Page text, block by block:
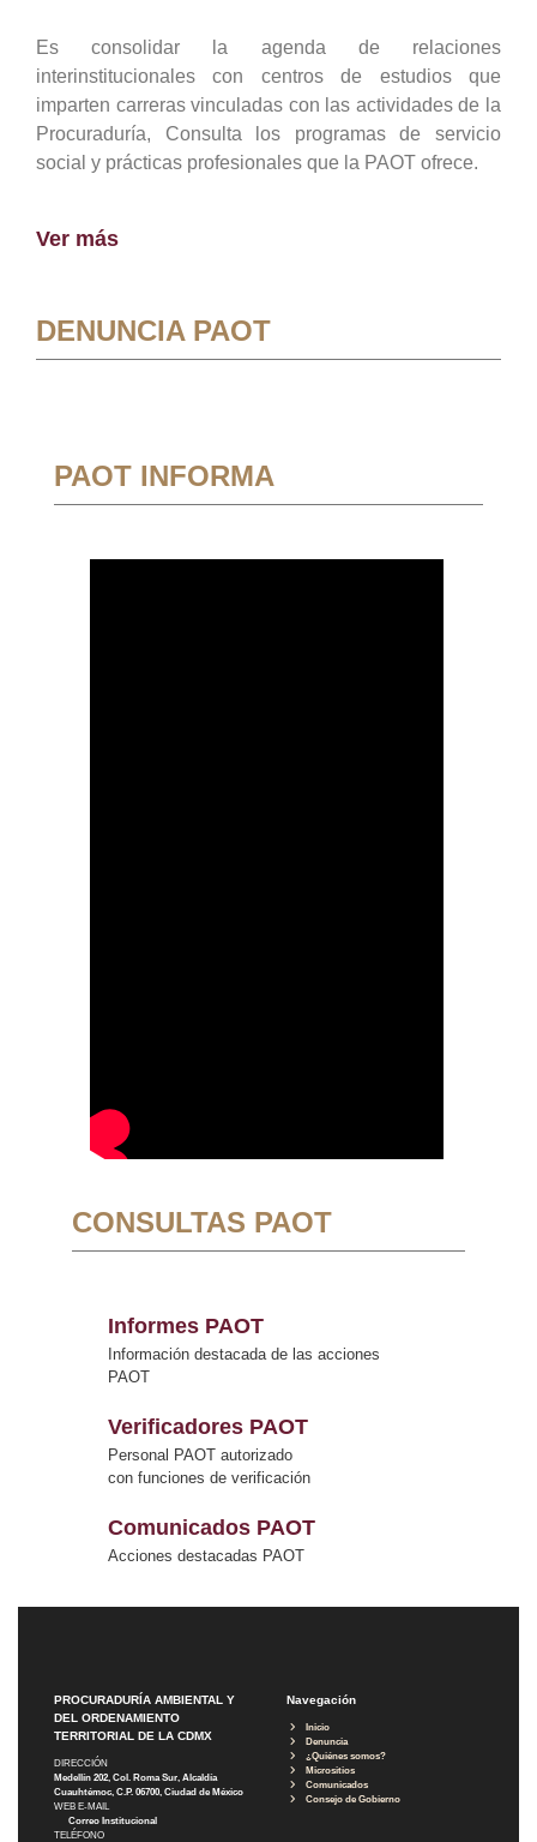
Es consolidar la agenda de relaciones
interinstitucionales con centros de estudios que
imparten carreras vinculadas con las actividades de la
Procuraduría, Consulta los programas de servicio
social y prácticas profesionales que la PAOT ofrece.
Ver más
DENUNCIA PAOT
PAOT INFORMA
CONSULTAS PAOT
Informes PAOT
Información destacada de las acciones
PAOT
Verificadores PAOT
Personal PAOT autorizado
con funciones de verificación
Comunicados PAOT
Acciones destacadas PAOT
PROCURADURÍA AMBIENTAL Y
DEL ORDENAMIENTO
TERRITORIAL DE LA CDMX
DIRECCIÓN
Medellín 202, Col. Roma Sur, Alcaldía
Cuauhtémoc, C.P. 06700, Ciudad de México
WEB E-MAIL
Correo Institucional
TELÉFONO
Navegación
Inicio
Denuncia
¿Quiénes somos?
Micrositios
Comunicados
Consejo de Gobierno